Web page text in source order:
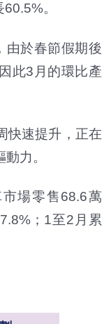
。
於春節假期後
此3月的環比產
快速提升，正在
力。
場零售68.6萬
；1至2月累